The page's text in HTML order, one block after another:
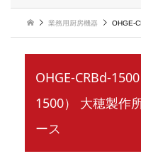
業務用厨房機器 OHGE-CRBd-
OHGE-CRBd-
1500） 大穂製作
ース